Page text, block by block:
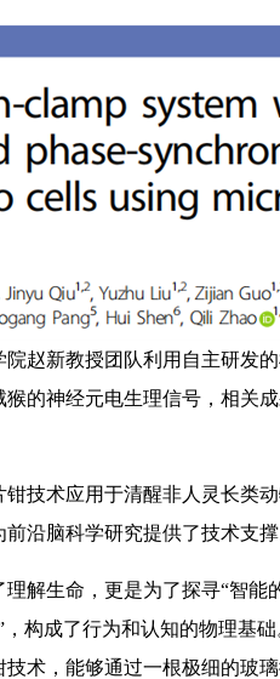
新教授团队利用自主研发
的神经元电生理信号，相关
术应用于清醒非人灵长类
沿脑科学研究提供了技术支撑
生命，更是为了探寻“智能
构成了行为和认知的物理基
术，能够通过一根极细的玻